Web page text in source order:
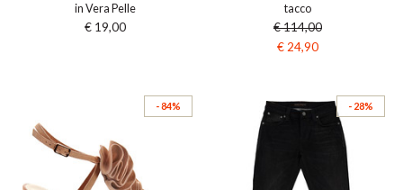
in Vera Pelle
€ 19,00
tacco
€ 114,00
€ 24,90
- 84% - 28%